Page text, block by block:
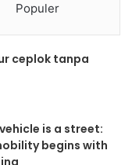
Populer
ceplok tanpa
is a street:
begins with